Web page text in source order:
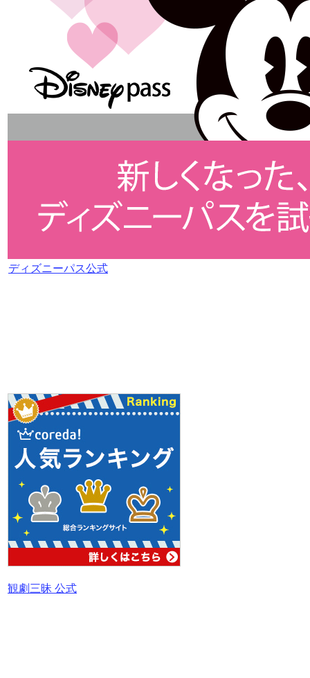
ディズニーパス公式
観劇三昧 公式